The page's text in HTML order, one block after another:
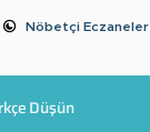
Nöbetçi Eczaneler
Düşün